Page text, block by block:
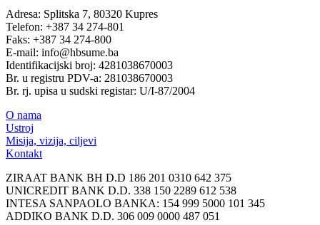
Adresa: Splitska 7, 80320 Kupres
Telefon: +387 34 274-801
Faks: +387 34 274-800
E-mail: info@hbsume.ba
Identifikacijski broj: 4281038670003
Br. u registru PDV-a: 281038670003
Br. rj. upisa u sudski registar: U/I-87/2004
O nama
Ustroj
Misija, vizija, ciljevi
Kontakt
ZIRAAT BANK BH D.D 186 201 0310 642 375
UNICREDIT BANK D.D. 338 150 2289 612 538
INTESA SANPAOLO BANKA: 154 999 5000 101 345
ADDIKO BANK D.D. 306 009 0000 487 051